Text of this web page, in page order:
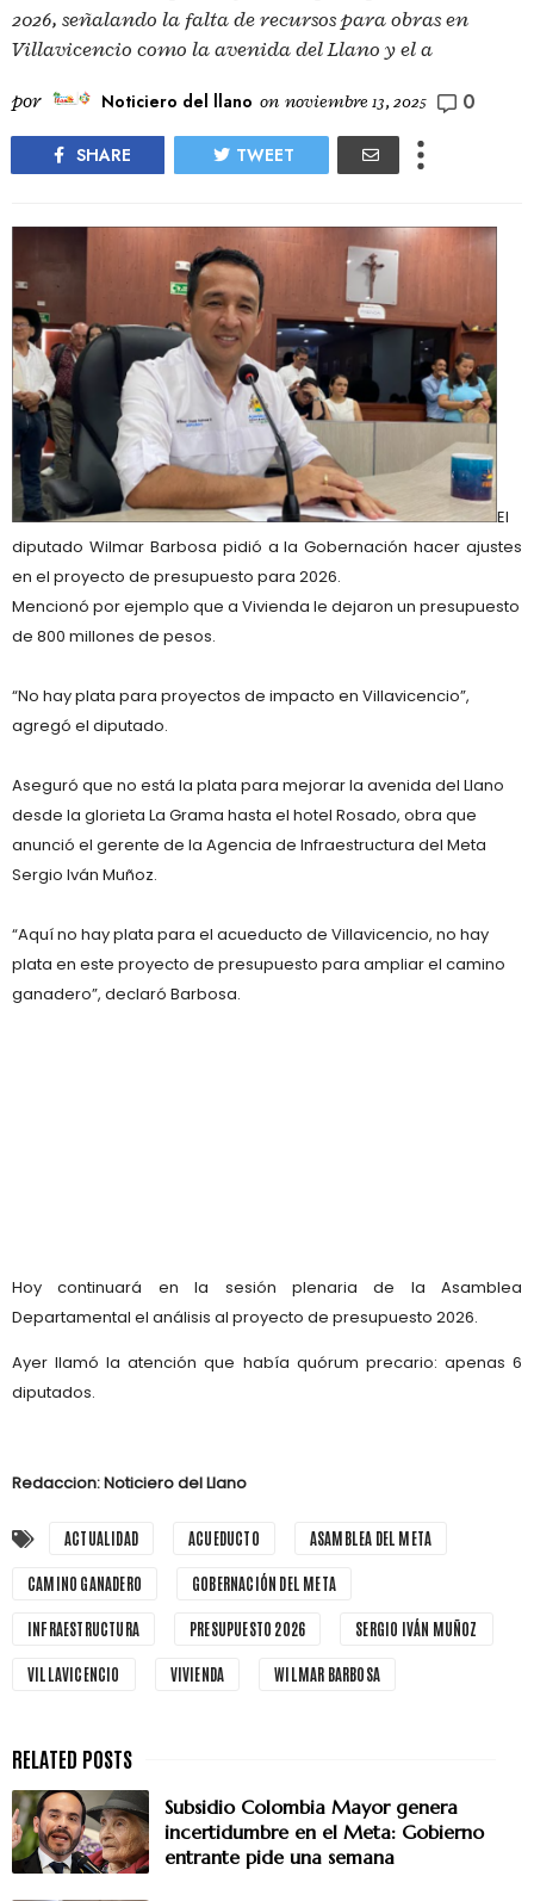
2026, señalando la falta de recursos para obras en
Villavicencio como la avenida del Llano y el a
por Noticiero del llano on noviembre 13, 2025 0
SHARE TWEET
El
diputado Wilmar Barbosa pidió a la Gobernación hacer ajustes
en el proyecto de presupuesto para 2026.
Mencionó por ejemplo que a Vivienda le dejaron un presupuesto
de 800 millones de pesos.
“No hay plata para proyectos de impacto en Villavicencio”,
agregó el diputado.
Aseguró que no está la plata para mejorar la avenida del Llano
desde la glorieta La Grama hasta el hotel Rosado, obra que
anunció el gerente de la Agencia de Infraestructura del Meta
Sergio Iván Muñoz.
“Aquí no hay plata para el acueducto de Villavicencio, no hay
plata en este proyecto de presupuesto para ampliar el camino
ganadero”, declaró Barbosa.
Hoy continuará en la sesión plenaria de la Asamblea
Departamental el análisis al proyecto de presupuesto 2026.
Ayer llamó la atención que había quórum precario: apenas 6
diputados.
Redaccion: Noticiero del Llano
ACTUALIDAD ACUEDUCTO ASAMBLEA DEL META
CAMINO GANADERO GOBERNACIÓN DEL META
INFRAESTRUCTURA PRESUPUESTO 2026 SERGIO IVÁN MUÑOZ
VILLAVICENCIO VIVIENDA WILMAR BARBOSA
Subsidio Colombia Mayor genera
incertidumbre en el Meta: Gobierno
entrante pide una semana